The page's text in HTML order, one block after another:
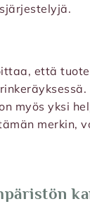
että
myös yksi
merkin,